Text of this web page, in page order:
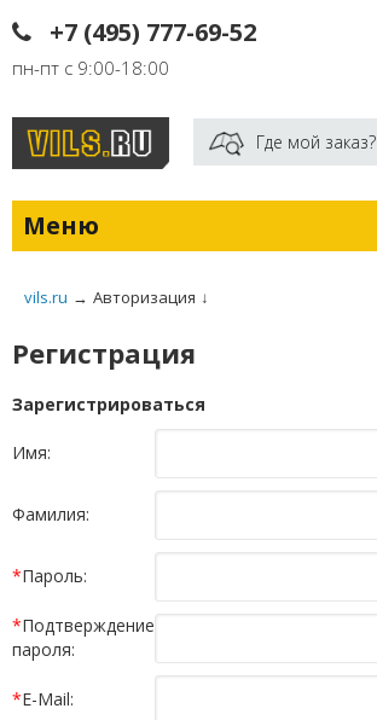
+7 (495) 777-69-52
пн-пт с 9:00-18:00
Где мой заказ?
Меню
vils.ru → Авторизация ↓
Регистрация
Зарегистрироваться
Имя:
Фамилия:
*Пароль:
*Подтверждение
пароля:
*E-Mail: